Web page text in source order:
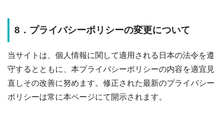
8．プライバシーポリシーの変更について
当サイトは、個人情報に関して適用される日本の法令を遵
守するとともに、本プライバシーポリシーの内容を適宜見
直しその改善に努めます。修正された最新のプライバシー
ポリシーは常に本ページにて開示されます。